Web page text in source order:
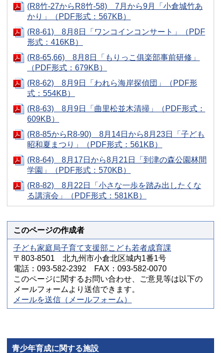
(R8竹-27からR8竹-58) 7月から9月「小倉城竹あ
かり」（PDF形式：567KB）
(R8-61) 8月8日「ワンコインコンサート」（PDF
形式：416KB）
(R8-65,66) 8月8日「もりっこ俱楽部事前研修」
（PDF形式：679KB）
(R8-62) 8月9日「われら海岸探偵団」（PDF形
式：554KB）
(R8-63) 8月9日「曲里松並木清掃」（PDF形式：
609KB）
(R8-85からR8-90) 8月14日から8月23日「子ども
昭和夏まつり」（PDF形式：561KB）
(R8-64) 8月17日から8月21日「到津の森公園林間
学園」（PDF形式：570KB）
(R8-82) 8月22日「小さな一歩を踏み出したくな
る講演会」（PDF形式：581KB）
このページの作成者
子ども家庭局子育て支援部こども若者成育課
〒803-8501 北九州市小倉北区城内1番1号
電話：093-582-2392 FAX：093-582-0070
このページに関するお問い合わせ、ご意見等は以下の
メールフォームより送信できます。
メールを送信（メールフォーム）
青少年育成に関する施設